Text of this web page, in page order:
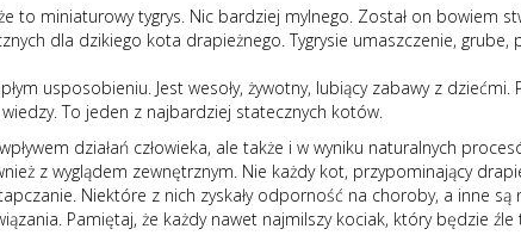
to miniaturowy tygrys. Nic bardziej mylnego. Został on bowiem
dla dzikiego kota drapieżnego. Tygrysie umaszczenie,
usposobieniu. Jest wesoły, żywotny, lubiący zabawy z
To jeden z najbardziej statecznych kotów.
działań człowieka, ale także i w wyniku naturalnych
z wyglądem zewnętrznym. Nie każdy kot, przypominający
Niektóre z nich zyskały odporność na choroby, a inne
Pamiętaj, że każdy nawet najmilszy kociak, który będzie